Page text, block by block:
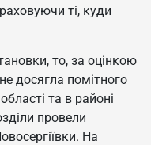
ті, куди
то, за оцінкою
досягла помітного
та в районі
провели
На